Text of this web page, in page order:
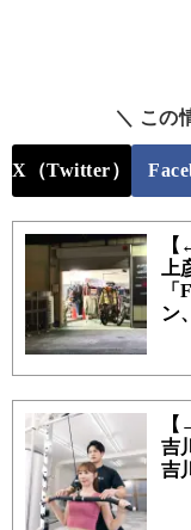
＼ この
X（Twitter）
ン
吉
吉